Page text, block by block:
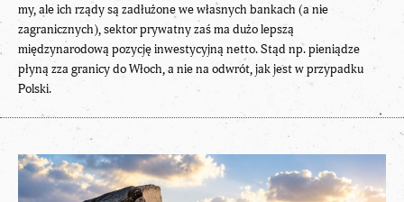
my, ale ich rządy są zadłużone we własnych bankach (a nie
zagranicznych), sektor prywatny zaś ma dużo lepszą
międzynarodową pozycję inwestycyjną netto. Stąd np. pieniądze
płyną zza granicy do Włoch, a nie na odwrót, jak jest w przypadku
Polski.